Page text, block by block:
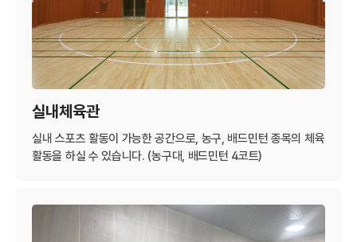
실내체육관
실내 스포츠 활동이 가능한 공간으로, 농구, 배드민턴 종목의 체육
활동을 하실 수 있습니다. (농구대, 배드민턴 4코트)